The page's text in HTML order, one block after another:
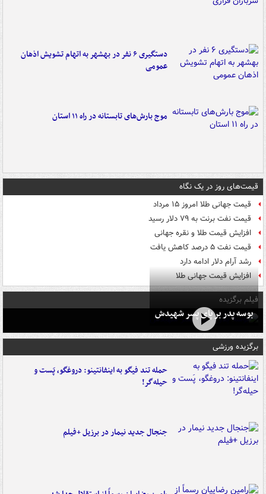
دستگیری ۶ نفر در بهشهر به اتهام تشویش اذهان
عمومی
موج بارش‌های تابستانه در راه ۱۱ استان
قیمت‌های روز در یک نگاه
قیمت جهانی طلا امروز ۱۵ مرداد
قیمت نفت برنت به ۷۹ دلار رسید
افزایش قیمت طلا و نقره جهانی
قیمت نفت ۵ درصد کاهش یافت
رشد آرام دلار ادامه دارد
افزایش قیمت جهانی طلا
فیلم برگزیده
بوسه‌ پدر بر پای پسر شهیدش
برگزیده ورزشی
حمله تند فیگو به اینفانتینو: دروغگو، پَست‌ و
حیله‌گر!
جنجال جدید نیمار در برزیل +فیلم